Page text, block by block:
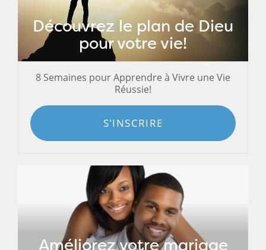
Découvrez le plan de Dieu
pour votre vie!
8 Semaines pour Apprendre à Vivre une Vie
Réussie!
S'INSCRIRE
Améliorez votre mariage